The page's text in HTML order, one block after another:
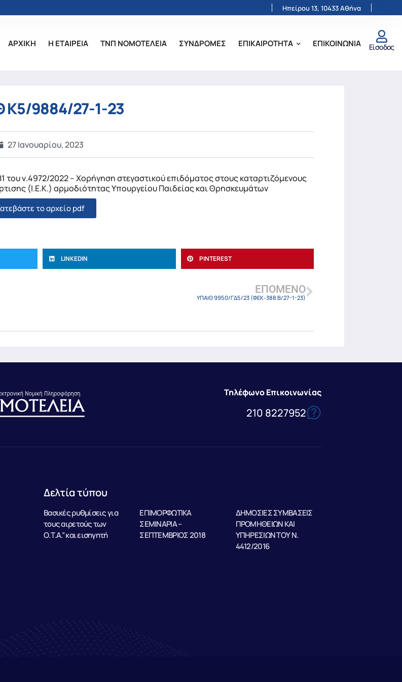
Ηπείρου 13, 10433 Αθήνα
ΑΡΧΙΚΗ Η ΕΤΑΙΡΕΙΑ ΤΝΠ ΝΟΜΟΤΕΛΕΙΑ ΣΥΝΔΡΟΜΕΣ ΕΠΙΚΑΙΡΟΤΗΤΑ ΕΠΙΚΟΙΝΩΝΙΑ Είσοδος
Κ5/9884/27-1-23
27 Ιανουαρίου, 2023
ν.4972/2022 – Χορήγηση στεγαστικού επιδόματος στους καταρτιζόμενους
(Ι.Ε.Κ.) αρμοδιότητας Υπουργείου Παιδείας και Θρησκευμάτων
το αρχείο pdf
LINKEDIN PINTEREST
ΕΠΌΜΕΝΟ
ΥΠΑΙΘ 9950/ΓΔ5/23 (ΦΕΚ-388 Β/27-1-23)
Τηλέφωνο Επικοινωνίας
210 8227952
Δελτία τύπου
Βασικές ρυθμίσεις για
τους αιρετούς των
Ο.Τ.Α.” και εισηγητή
ΕΠΙΜΟΡΦΩΤΙΚΑ
ΣΕΜΙΝΑΡΙΑ –
ΣΕΠΤΕΜΒΡΙΟΣ 2018
ΔΗΜΟΣΙΕΣ ΣΥΜΒΑΣΕΙΣ
ΠΡΟΜΗΘΕΙΩΝ ΚΑΙ
ΥΠΗΡΕΣΙΩΝ ΤΟΥ Ν.
4412/2016